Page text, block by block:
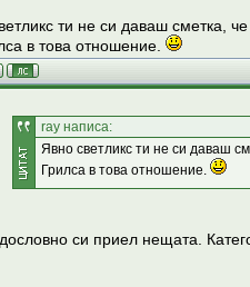
ти не си даваш сметка,
в това отношение.
ray написа:
Явно светликс ти не си даваш
Грилса в това отношение.
си приел нещата.